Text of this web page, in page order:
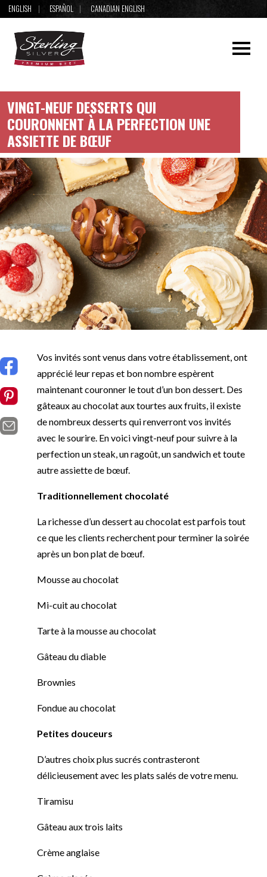
ENGLISH ESPAÑOL CANADIAN ENGLISH
VINGT-NEUF DESSERTS QUI
COURONNENT À LA PERFECTION UNE
ASSIETTE DE BŒUF
Vos invités sont venus dans votre établissement, ont
apprécié leur repas et bon nombre espèrent
maintenant couronner le tout d’un bon dessert. Des
gâteaux au chocolat aux tourtes aux fruits, il existe
de nombreux desserts qui renverront vos invités
avec le sourire. En voici vingt-neuf pour suivre à la
perfection un steak, un ragoût, un sandwich et toute
autre assiette de bœuf.
Traditionnellement chocolaté
La richesse d’un dessert au chocolat est parfois tout
ce que les clients recherchent pour terminer la soirée
après un bon plat de bœuf.
Mousse au chocolat
Mi-cuit au chocolat
Tarte à la mousse au chocolat
Gâteau du diable
Brownies
Fondue au chocolat
Petites douceurs
D’autres choix plus sucrés contrasteront
délicieusement avec les plats salés de votre menu.
Tiramisu
Gâteau aux trois laits
Crème anglaise